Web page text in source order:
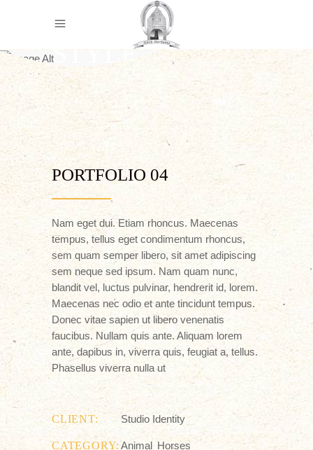
EQUESTRIAN
STYLE
PORTFOLIO 04
Nam eget dui. Etiam rhoncus. Maecenas
tempus, tellus eget condimentum rhoncus,
sem quam semper libero, sit amet adipiscing
sem neque sed ipsum. Nam quam nunc,
blandit vel, luctus pulvinar, hendrerit id, lorem.
Maecenas nec odio et ante tincidunt tempus.
Donec vitae sapien ut libero venenatis
faucibus. Nullam quis ante. Aliquam lorem
ante, dapibus in, viverra quis, feugiat a, tellus.
Phasellus viverra nulla ut
CLIENT: Studio Identity
CATEGORY: Animal Horses